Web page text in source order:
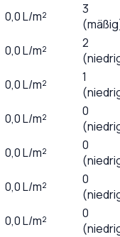
0,0L/m²
3
0,0L/m²
2
0,0L/m²
1
0,0L/m²
0
0,0L/m²
0
0,0L/m²
0
0,0L/m²
0